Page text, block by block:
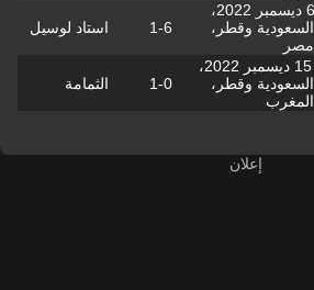
22:00 السعودية وقطر،
1-6 استاد لوسيل
18:00 السعودية وقطر،
1-0 الثمامة
إعلان